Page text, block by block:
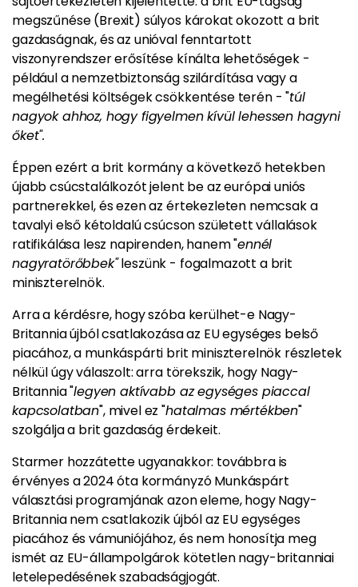
megszűnése (Brexit) súlyos károkat okozott a brit
gazdaságnak, és az unióval fenntartott
viszonyrendszer erősítése kínálta lehetőségek -
például a nemzetbiztonság szilárdítása vagy a
megélhetési költségek csökkentése terén - "túl
nagyok ahhoz, hogy figyelmen kívül lehessen hagyni
őket".
Éppen ezért a brit kormány a következő hetekben
újabb csúcstalálkozót jelent be az európai uniós
partnerekkel, és ezen az értekezleten nemcsak a
tavalyi első kétoldalú csúcson született vállalások
ratifikálása lesz napirenden, hanem "ennél
nagyratörőbbek"leszünk - fogalmazott a brit
miniszterelnök.
Arra a kérdésre, hogy szóba kerülhet-e Nagy-
Britannia újból csatlakozása az EU egységes belső
piacához, a munkáspárti brit miniszterelnök részletek
nélkül úgy válaszolt: arra törekszik, hogy Nagy-
Britannia "legyen aktívabb az egységes piaccal
kapcsolatban", mivel ez "hatalmas mértékben"
szolgálja a brit gazdaság érdekeit.
Starmer hozzátette ugyanakkor: továbbra is
érvényes a 2024 óta kormányzó Munkáspárt
választási programjának azon eleme, hogy Nagy-
Britannia nem csatlakozik újból az EU egységes
piacához és vámuniójához, és nem honosítja meg
ismét az EU-állampolgárok kötetlen nagy-britanniai
letelepedésének szabadságjogát.